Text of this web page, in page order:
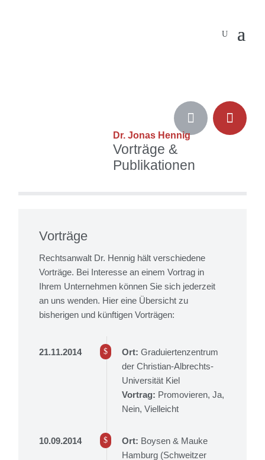
Dr. Jonas Hennig
Vorträge &
Publikationen
Vorträge
Rechtsanwalt Dr. Hennig hält verschiedene
Vorträge. Bei Interesse an einem Vortrag in
Ihrem Unternehmen können Sie sich jederzeit
an uns wenden. Hier eine Übersicht zu
bisherigen und künftigen Vorträgen:
21.11.2014 Ort: Graduiertenzentrum
der Christian-Albrechts-
Universität Kiel
Vortrag: Promovieren, Ja,
Nein, Vielleicht
10.09.2014 Ort: Boysen & Mauke
Hamburg (Schweitzer